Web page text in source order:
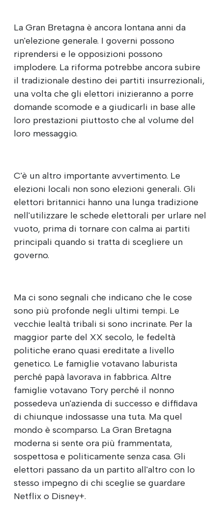
La Gran Bretagna è ancora lontana anni da
un'elezione generale. I governi possono
riprendersi e le opposizioni possono
implodere. La riforma potrebbe ancora subire
il tradizionale destino dei partiti insurrezionali,
una volta che gli elettori inizieranno a porre
domande scomode e a giudicarli in base alle
loro prestazioni piuttosto che al volume del
loro messaggio.
C'è un altro importante avvertimento. Le
elezioni locali non sono elezioni generali. Gli
elettori britannici hanno una lunga tradizione
nell'utilizzare le schede elettorali per urlare nel
vuoto, prima di tornare con calma ai partiti
principali quando si tratta di scegliere un
governo.
Ma ci sono segnali che indicano che le cose
sono più profonde negli ultimi tempi. Le
vecchie lealtà tribali si sono incrinate. Per la
maggior parte del XX secolo, le fedeltà
politiche erano quasi ereditate a livello
genetico. Le famiglie votavano laburista
perché papà lavorava in fabbrica. Altre
famiglie votavano Tory perché il nonno
possedeva un'azienda di successo e diffidava
di chiunque indossasse una tuta. Ma quel
mondo è scomparso. La Gran Bretagna
moderna si sente ora più frammentata,
sospettosa e politicamente senza casa. Gli
elettori passano da un partito all'altro con lo
stesso impegno di chi sceglie se guardare
Netflix o Disney+.